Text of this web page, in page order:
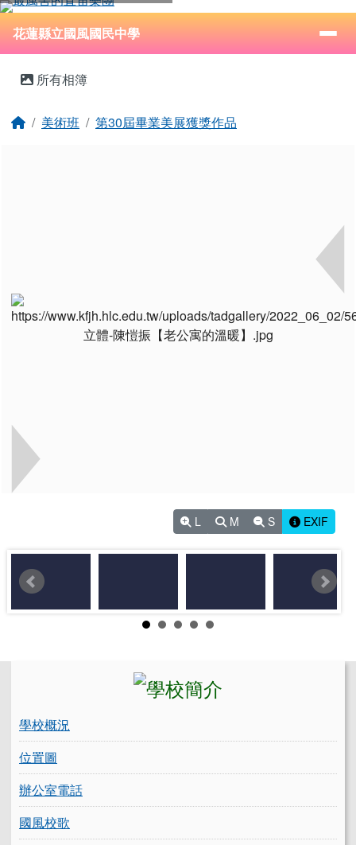
跳至主內容區
花蓮縣立國風國民中學
⏸
導覽列
花蓮縣立國風國民中學
所有相簿
回首頁
美術班 第30屆畢業美展獲獎作品
L M S EXIF
學校概況
位置圖
辦公室電話
國風校歌